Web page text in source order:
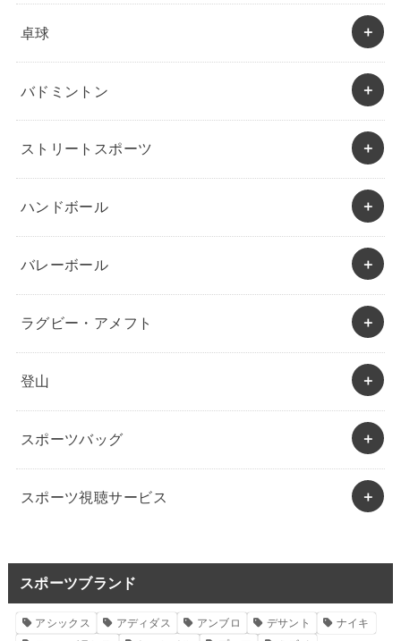
卓球
バドミントン
ストリートスポーツ
ハンドボール
バレーボール
ラグビー・アメフト
登山
スポーツバッグ
スポーツ視聴サービス
スポーツブランド
アシックス アディダス アンブロ デサント
ナイキ